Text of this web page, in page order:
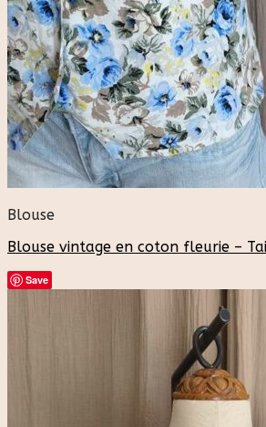
Blouse
Blouse vintage en coton fleurie –
Save